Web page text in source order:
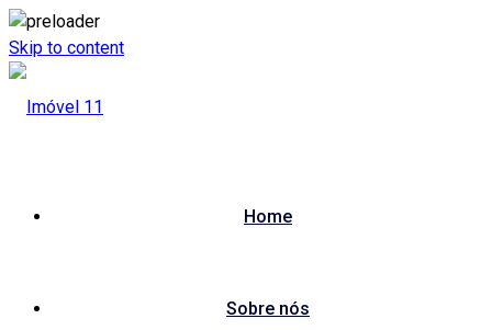
Skip to content
Home
Sobre nós